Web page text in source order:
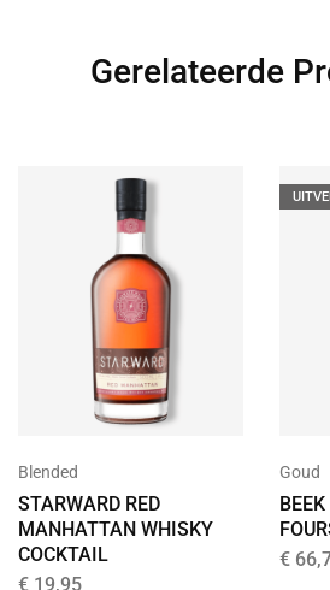
Gerelateerde
Blended
STARWARD RED
MANHATTAN WHISKY
COCKTAIL
€ 19,95
Goud
€